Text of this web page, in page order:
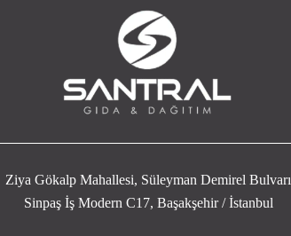
Ziya Gökalp Mahallesi, Süleyman Demirel Bulvarı
Sinpaş İş Modern C17, Başakşehir / İstanbul